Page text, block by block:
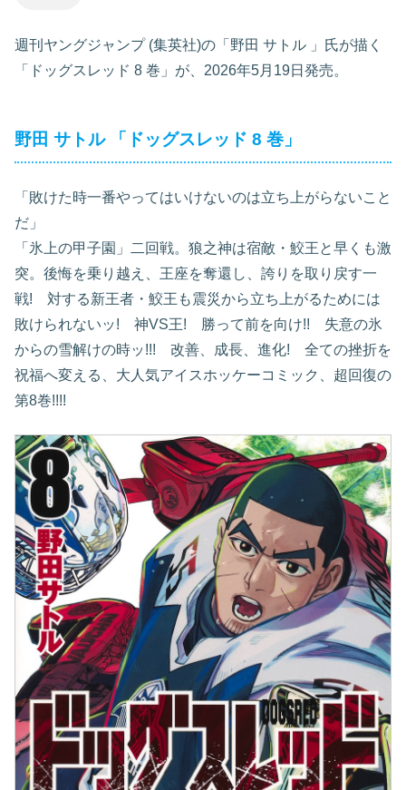
週刊ヤングジャンプ (集英社)の「 野田 サトル 」氏が描く
「ドッグスレッド 8 巻」が、2026年5月19日発売。
野田 サトル 「ドッグスレッド 8 巻」
「敗けた時一番やってはいけないのは立ち上がらないこと
だ」
「氷上の甲子園」二回戦。狼之神は宿敵・鮫王と早くも激
突。後悔を乗り越え、王座を奪還し、誇りを取り戻す一
戦! 対する新王者・鮫王も震災から立ち上がるためには
敗けられないッ! 神VS王! 勝って前を向け!! 失意の氷
からの雪解けの時ッ!!! 改善、成長、進化! 全ての挫折を
祝福へ変える、大人気アイスホッケーコミック、超回復の
第8巻!!!!